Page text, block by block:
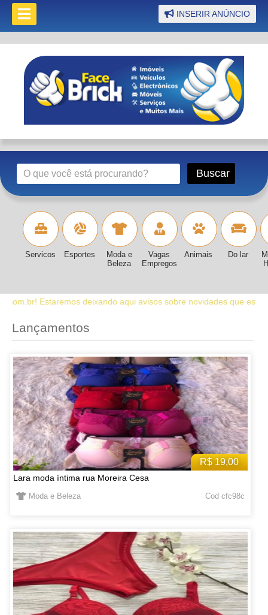
INSERIR ANÚNCIO
Servicos Esportes
Moda e
Beleza
Vagas
Empregos
Animais Do lar
aqui avisos sobre novidades que estaremos lançando no site.
Lançamentos
R$ 19,00
Lara moda íntima rua Moreira Cesa
Moda e Beleza Cod cfc98c